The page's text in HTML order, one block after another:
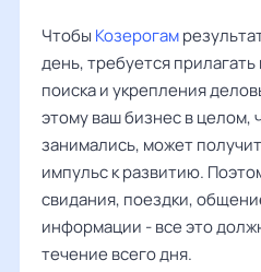
Чтобы Козерогам
день, требуется
поиска и укрепления
этому ваш бизнес в целом,
занимались, может
импульс к развитию.
свидания, поездки,
информации - все это
течение всего дня.